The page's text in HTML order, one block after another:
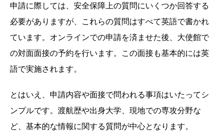
申請に際しては、安全保障上の質問にいくつか回答する
必要がありますが、これらの質問はすべて英語で書かれ
ています。オンラインでの申請を済ませた後、大使館で
の対面面接の予約を行います。この面接も基本的には英
語で実施されます。
とはいえ、申請内容や面接で問われる事項はいたってシ
ンプルです。渡航歴や出身大学、現地での専攻分野な
ど、基本的な情報に関する質問が中心となります。